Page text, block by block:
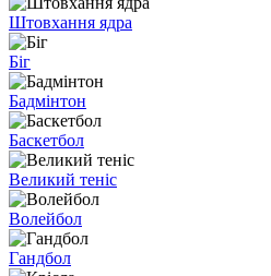
Штовхання ядра
Біг
Бадмінтон
Баскетбол
Великий теніс
Волейбол
Гандбол